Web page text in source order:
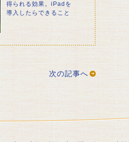
得られる効果。iPadを
導入したらできること
次の記事へ